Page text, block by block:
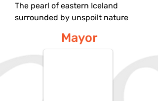
The pearl of eastern Iceland
surrounded by unspoilt nature
Mayor